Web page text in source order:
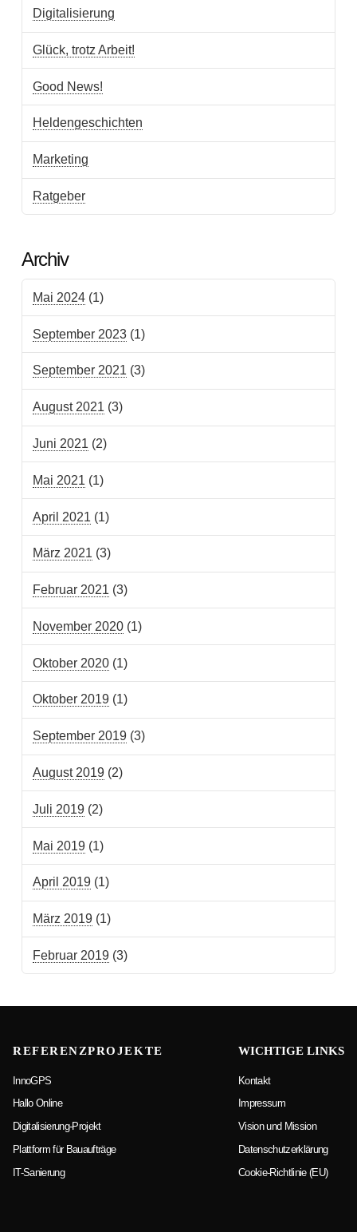
Digitalisierung
Glück, trotz Arbeit!
Good News!
Heldengeschichten
Marketing
Ratgeber
Archiv
Mai 2024 (1)
September 2023 (1)
September 2021 (3)
August 2021 (3)
Juni 2021 (2)
Mai 2021 (1)
April 2021 (1)
März 2021 (3)
Februar 2021 (3)
November 2020 (1)
Oktober 2020 (1)
Oktober 2019 (1)
September 2019 (3)
August 2019 (2)
Juli 2019 (2)
Mai 2019 (1)
April 2019 (1)
März 2019 (1)
Februar 2019 (3)
REFERENZPROJEKTE
InnoGPS
Hallo Online
Digitalisierung-Projekt
Plattform für Bauaufträge
IT-Sanierung
WICHTIGE LINKS
Kontakt
Impressum
Vision und Mission
Datenschutzerklärung
Cookie-Richtlinie (EU)